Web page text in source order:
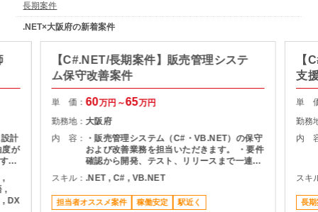
長期案件
.NET×大阪府の新着案件
計
度が
い
解
加
,
,
, DX
【C#.NET/長期案件】販売管理システ
ム保守改善案件
単 価：60万円～65万円
勤務地： 大阪府
内 容：
・販売管理システム（C#・VB.NET）の保守
および改善業務を担当いただきます。 ・要件
確認から開発、テスト、リリースまで一連の
工程に携わり、既存システムの改修や機能追
加対応を行います。 ・幅広いフェーズに関わ
るため、主体的に動きながらシステム全体を
理解し、安定運用に貢献していただきます。
スキル： .NET , C# , VB.NET
担当者オススメ案件 稼働安定 駅近く
【
支
単
勤務
内
スキ
長期